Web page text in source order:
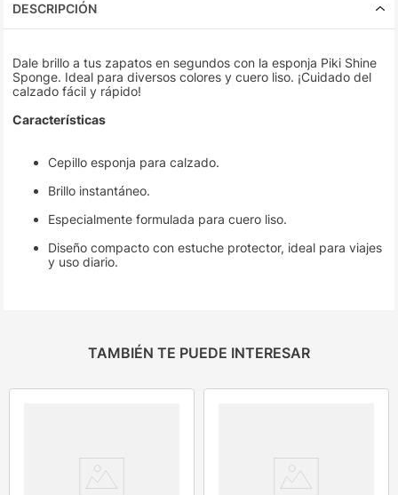
DESCRIPCIÓN
Dale brillo a tus zapatos en segundos con la esponja Piki Shine
Sponge. Ideal para diversos colores y cuero liso. ¡Cuidado del
calzado fácil y rápido!
Características
Cepillo esponja para calzado.
Brillo instantáneo.
Especialmente formulada para cuero liso.
Diseño compacto con estuche protector, ideal para viajes
y uso diario.
TAMBIÉN TE PUEDE INTERESAR